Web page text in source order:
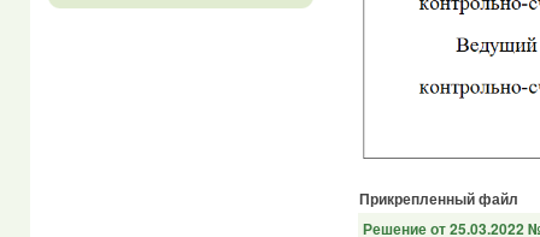
Прикрепленный файл
Решение от 25.03.2022